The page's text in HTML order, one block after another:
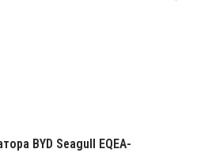
BYD Seagull EQEA-